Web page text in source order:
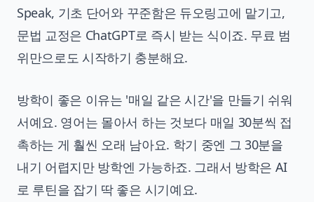
Speak, 기초 단어와 꾸준함은 듀오링고에 맡기고,
문법 교정은 ChatGPT로 즉시 받는 식이죠. 무료 범
위만으로도 시작하기 충분해요.
방학이 좋은 이유는 '매일 같은 시간'을 만들기 쉬워
서예요. 영어는 몰아서 하는 것보다 매일 30분씩 접
촉하는 게 훨씬 오래 남아요. 학기 중엔 그 30분을
내기 어렵지만 방학엔 가능하죠. 그래서 방학은 AI
로 루틴을 잡기 딱 좋은 시기예요.